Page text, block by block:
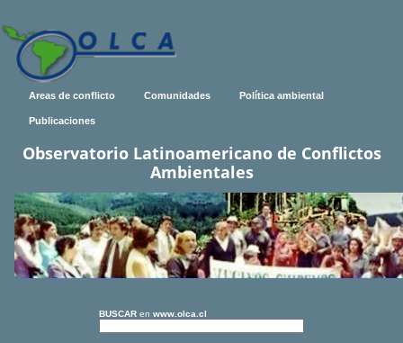
Areas de conflicto Comunidades Política ambiental
Publicaciones
Observatorio Latinoamericano de Conflictos
Ambientales
BUSCAR en www.olca.cl